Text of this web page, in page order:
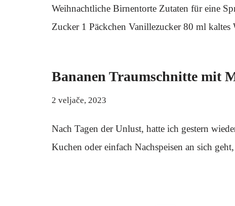
Weihnachtliche Birnentorte Zutaten für eine
Zucker 1 Päckchen Vanillezucker 80 ml kaltes
Bananen Traumschnitte mit
2 veljače, 2023
Nach Tagen der Unlust, hatte ich gestern
Kuchen oder einfach Nachspeisen an sich